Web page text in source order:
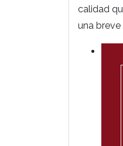
calidad
una